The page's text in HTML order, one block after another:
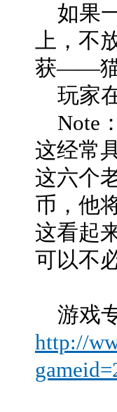
如果
上，不
获——猫
玩家
Note
这经常
这六个
币，他
这看起
可以不
游戏
http://